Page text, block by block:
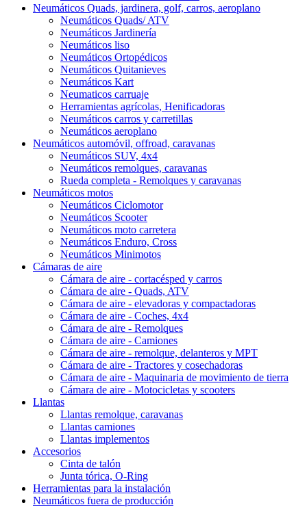
Neumáticos Quads, jardinera, golf, carros, aeroplano
Neumáticos Quads/ ATV
Neumáticos Jardinería
Neumáticos liso
Neumáticos Ortopédicos
Neumáticos Quitanieves
Neumáticos Kart
Neumaticos carruaje
Herramientas agrícolas, Henificadoras
Neumáticos carros y carretillas
Neumáticos aeroplano
Neumáticos automóvil, offroad, caravanas
Neumáticos SUV, 4x4
Neumáticos remolques, caravanas
Rueda completa - Remolques y caravanas
Neumáticos motos
Neumáticos Ciclomotor
Neumáticos Scooter
Neumáticos moto carretera
Neumáticos Enduro, Cross
Neumáticos Minimotos
Cámaras de aire
Cámara de aire - cortacésped y carros
Cámara de aire - Quads, ATV
Cámara de aire - elevadoras y compactadoras
Cámara de aire - Coches, 4x4
Cámara de aire - Remolques
Cámara de aire - Camiones
Cámara de aire - remolque, delanteros y MPT
Cámara de aire - Tractores y cosechadoras
Cámara de aire - Maquinaria de movimiento de tierra
Cámara de aire - Motocicletas y scooters
Llantas
Llantas remolque, caravanas
Llantas camiones
Llantas implementos
Accesorios
Cinta de talón
Junta tórica, O-Ring
Herramientas para la instalación
Neumáticos fuera de producción